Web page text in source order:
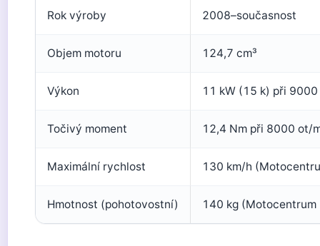
Rok výroby 2008–současnost
Objem motoru 124,7 cm³
Výkon 11 kW (15 k) při
Točivý moment 12,4 Nm při 8000 ot/
Maximální rychlost 130 km/h
Hmotnost (pohotovostní) 140 kg (Motocentrum